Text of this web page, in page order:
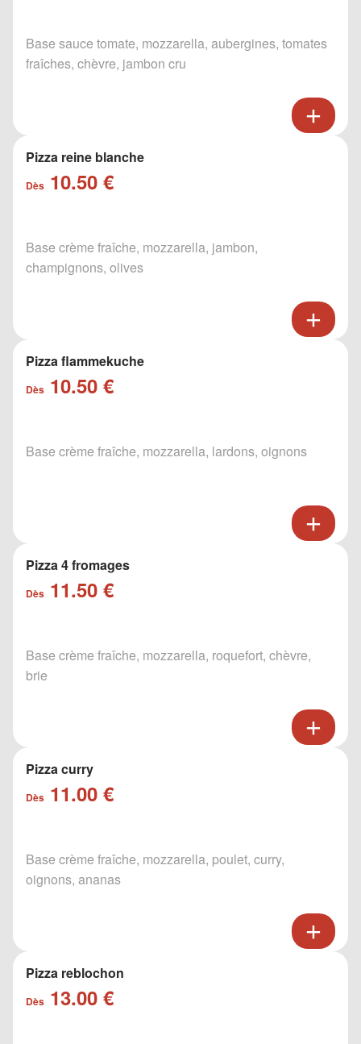
Base sauce tomate, mozzarella, aubergines, tomates
fraîches, chèvre, jambon cru
Pizza reine blanche
Dès 10.50 €
Base crème fraîche, mozzarella, jambon,
champignons, olives
Pizza flammekuche
Dès 10.50 €
Base crème fraîche, mozzarella, lardons, oignons
Pizza 4 fromages
Dès 11.50 €
Base crème fraîche, mozzarella, roquefort, chèvre,
brie
Pizza curry
Dès 11.00 €
Base crème fraîche, mozzarella, poulet, curry,
oignons, ananas
Pizza reblochon
Dès 13.00 €